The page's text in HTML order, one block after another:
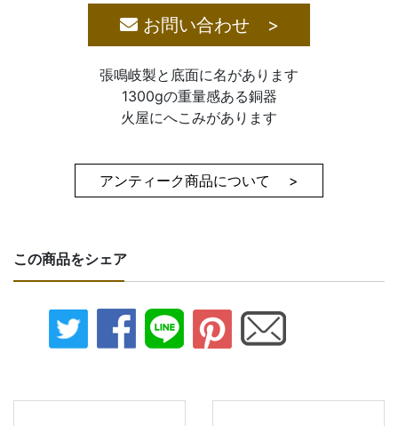
お問い合わせ >
張鳴岐製と底面に名があります
1300gの重量感ある銅器
火屋にへこみがあります
アンティーク商品について >
この商品をシェア